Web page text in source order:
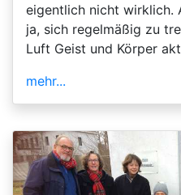
eigentlich nicht wirklich.
ja, sich regelmäßig zu
Luft Geist und Körper
mehr...